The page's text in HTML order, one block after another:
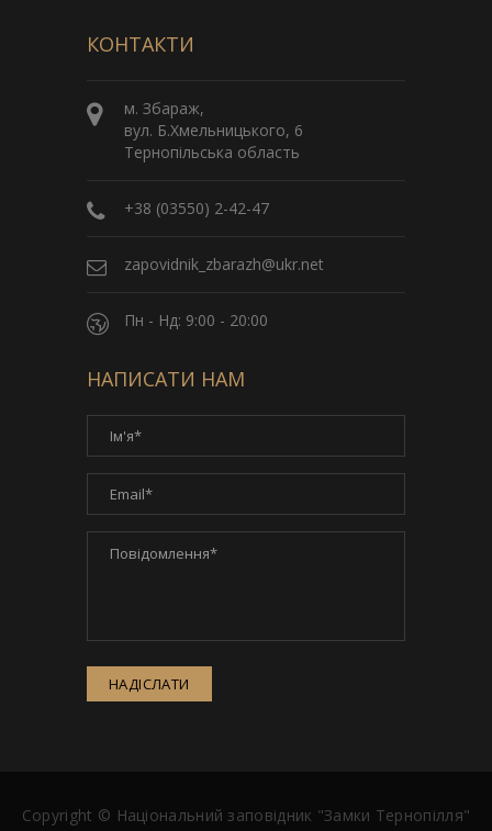
КОНТАКТИ
м. Збараж,
вул. Б.Хмельницького, 6
Тернопільська область
+38 (03550) 2-42-47
zapovidnik_zbarazh@ukr.net
Пн - Нд: 9:00 - 20:00
НАПИСАТИ НАМ
НАДІСЛАТИ
Copyright © Національний заповідник "Замки Тернопілля"